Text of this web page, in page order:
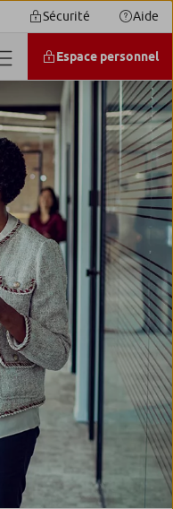
Sécurité Aide
Espace personnel